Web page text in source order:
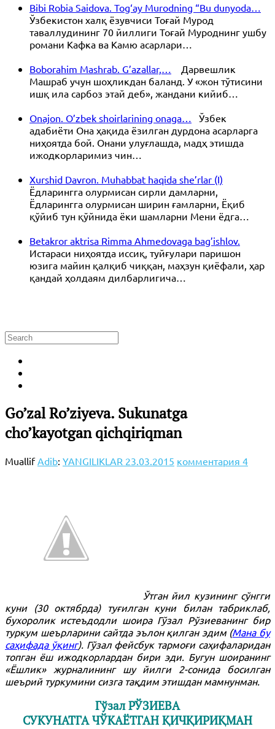
Bibi Robia Saidova. Tog‘ay Murodning “Bu dunyoda…
Ўзбекистон халқ ёзувчиси Тоғай Мурод
таваллудининг 70 йиллиги Тоғай Муроднинг ушбу
романи Кафка ва Камю асарлари…
Boborahim Mashrab. G’azallar,…
Дарвешлик
Машраб учун шоҳликдан баланд. У «жон тўтисини
ишқ ила сарбоз этай деб», жандани кийиб…
Onajon. O’zbek shoirlarining onaga…
Ўзбек
адабиёти Она ҳақида ёзилган дурдона асарларга
ниҳоятда бой. Онани улуғлашда, мадҳ этишда
ижодкорларимиз чин…
Xurshid Davron. Muhabbat haqida she’rlar (I)
Ёдларингга олурмисан сирли дамларни,
Ёдларингга олурмисан ширин ғамларни, Ёқиб
қўйиб тун қўйнида ёки шамларни Мени ёдга…
Betakror aktrisa Rimma Ahmedovaga bag’ishlov.
Истараси ниҳоятда иссиқ, туйғулари паришон
юзига майин қалқиб чиққан, маҳзун қиёфали, ҳар
қандай ҳолдаям дилбарлигича…
Go’zal Ro’ziyeva. Sukunatga
cho’kayotgan qichqiriqman
Muallif Adib: YANGILIKLAR 23.03.2015 комментария 4
Ўтган йил кузининг сўнгги
куни (30 октябрда) туғилган куни билан табриклаб,
бухоролик истеъдодли шоира Гўзал Рўзиеванинг бир
туркум шеърларини сайтда эълон қилган эдим (Мана бу
саҳифада ўқинг). Гўзал фейсбук тармоғи саҳифаларидан
топган ёш ижодкорлардан бири эди. Бугун шоиранинг
«Ёшлик» журналининг шу йилги 2-сонида босилган
шеърий туркумини сизга тақдим этишдан мамнунман.
Гўзал РЎЗИЕВА
СУКУНАТГА ЧЎКАЁТГАН ҚИЧҚИРИҚМАН